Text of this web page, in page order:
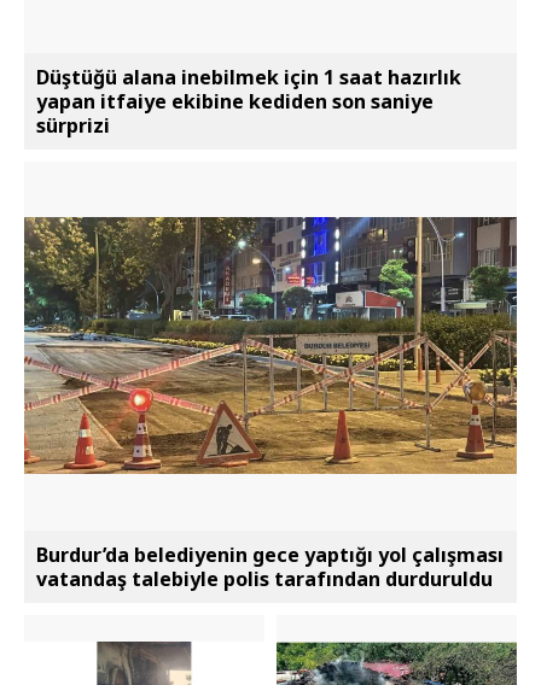
Düştüğü alana inebilmek için 1 saat hazırlık
yapan itfaiye ekibine kediden son saniye
sürprizi
Burdur’da belediyenin gece yaptığı yol çalışması
vatandaş talebiyle polis tarafından durduruldu